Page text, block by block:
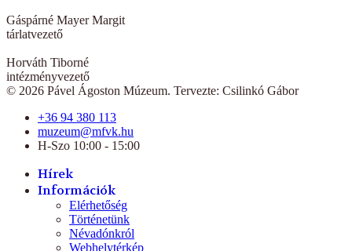
Gáspárné Mayer Margit
tárlatvezető
Horváth Tiborné
intézményvezető
© 2026 Pável Ágoston Múzeum. Tervezte: Csilinkó Gábor
+36 94 380 113
muzeum@mfvk.hu
H-Szo 10:00 - 15:00
Hírek
Információk
Elérhetőség
Történetünk
Névadónkról
Webhelytérkép